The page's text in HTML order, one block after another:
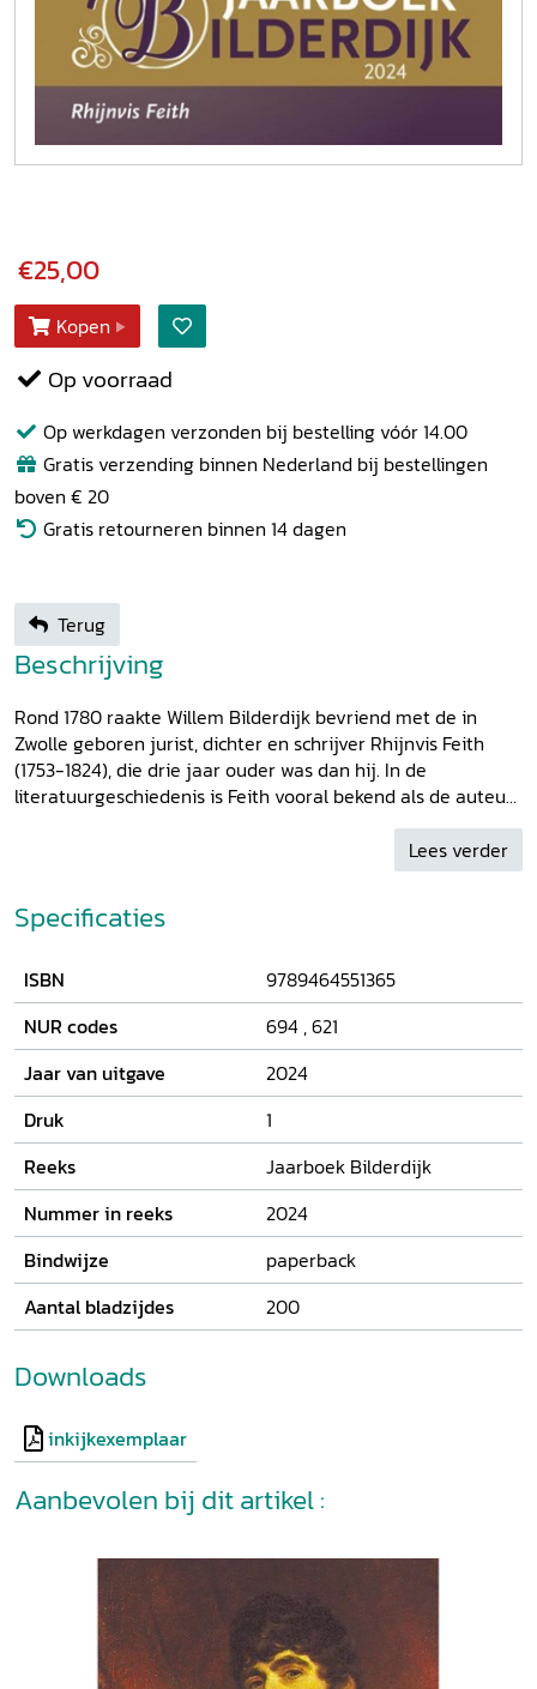
€25,00
Kopen
Op voorraad
Op werkdagen verzonden bij bestelling vóór 14.00
Gratis verzending binnen Nederland bij bestellingen
boven € 20
Gratis retourneren binnen 14 dagen
Terug
Beschrijving
Rond 1780 raakte Willem Bilderdijk bevriend met de in
Zwolle geboren jurist, dichter en schrijver Rhijnvis Feith
(1753-1824), die drie jaar ouder was dan hij. In de
literatuurgeschiedenis is Feith vooral bekend als de auteur
van de sentimentalistische briefroman Julia (1783) en van
de liedregel ‘Uren, dagen, maanden, jaren vliegen als een
schaduw heen’. Het waren hun uiteenlopende politieke
Bilderdijk vurig Oranjeklant was – die uiteindelijk een
geleden dat Feith overleed. Dat was de aanleiding om het
Jaarboek Bilderdijk 2024aan Rhijnvis Feith te wijden.
Lees verder
Specificaties
ISBN
9789464551365
NUR codes
694 ,621
Jaar van uitgave
2024
Druk
1
Reeks
Jaarboek Bilderdijk
Nummer in reeks
2024
Bindwijze
paperback
Aantal bladzijdes
200
Downloads
inkijkexemplaar
Aanbevolen bij dit artikel :